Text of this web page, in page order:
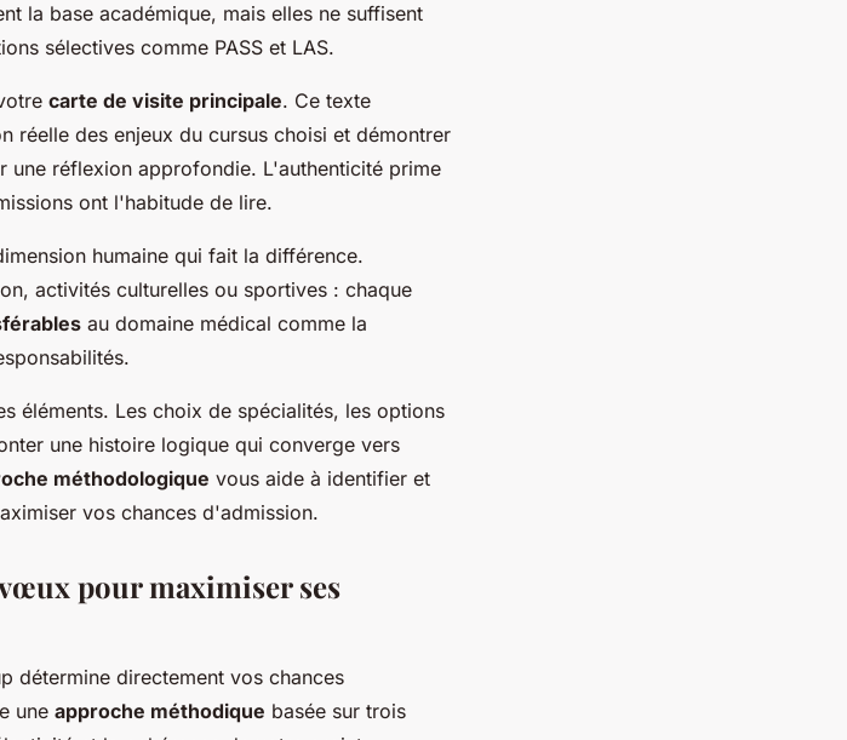
la base académique, mais elles ne suffisent
sélectives comme PASS et LAS.
carte de visite principale. Ce texte
réelle des enjeux du cursus choisi et démontrer
réflexion approfondie. L'authenticité prime
ont l'habitude de lire.
humaine qui fait la différence.
activités culturelles ou sportives : chaque
au domaine médical comme la
éléments. Les choix de spécialités, les options
une histoire logique qui converge vers
méthodologique vous aide à identifier et
vos chances d'admission.
pour maximiser ses
détermine directement vos chances
une approche méthodique basée sur trois